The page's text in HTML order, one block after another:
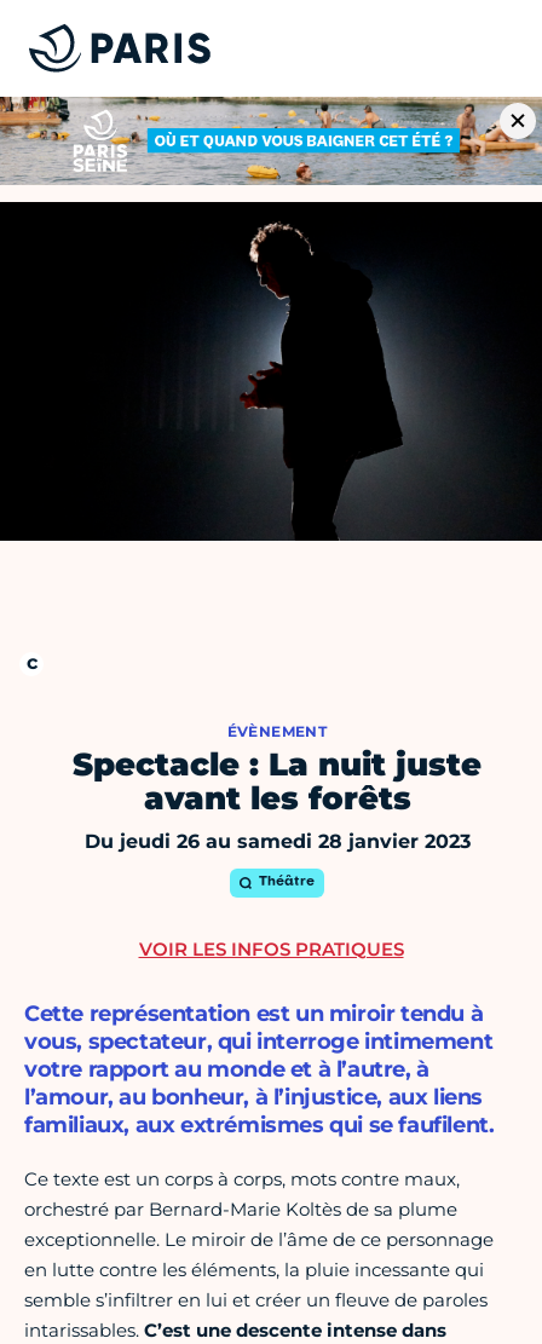
ÉVÈNEMENT
Spectacle : La nuit juste
avant les forêts
Du jeudi 26 au samedi 28 janvier 2023
Théâtre
Cette représentation est un miroir tendu à
vous, spectateur, qui interroge intimement
votre rapport au monde et à l’autre, à
l’amour, au bonheur, à l’injustice, aux liens
familiaux, aux extrémismes qui se faufilent.
Ce texte est un corps à corps, mots contre maux,
orchestré par Bernard-Marie Koltès de sa plume
exceptionnelle. Le miroir de l’âme de ce personnage
en lutte contre les éléments, la pluie incessante qui
semble s’infiltrer en lui et créer un fleuve de paroles
intarissables. C’est une descente intense dans
VOIR LES INFOS PRATIQUES